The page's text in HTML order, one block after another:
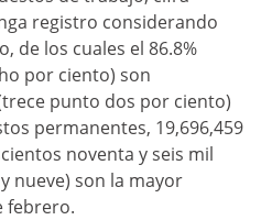
registro considerando
de los cuales el 86.8%
por ciento) son
punto dos por ciento)
permanentes, 19,696,459
noventa y seis mil
nueve) son la mayor
febrero.